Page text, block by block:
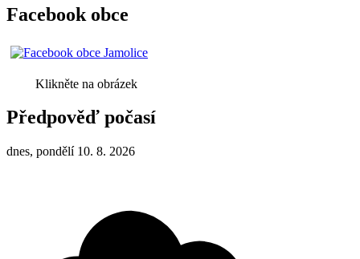
Facebook obce
Klikněte na obrázek
Předpověď počasí
dnes, pondělí 10. 8. 2026